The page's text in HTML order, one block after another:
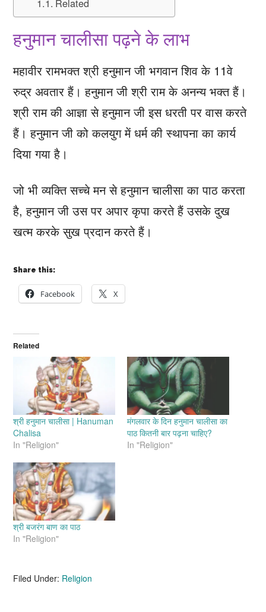
Related
हनुमान चालीसा पढ़ने के लाभ
महावीर रामभक्त श्री हनुमान जी भगवान शिव के 11वे
रुद्र अवतार हैं। हनुमान जी श्री राम के अनन्य भक्त हैं।
श्री राम की आज्ञा से हनुमान जी इस धरती पर वास करते
हैं। हनुमान जी को कलयुग में धर्म की स्थापना का कार्य
दिया गया है।
जो भी व्यक्ति सच्चे मन से हनुमान चालीसा का पाठ करता
है, हनुमान जी उस पर अपार कृपा करते हैं उसके दुख
खत्म करके सुख प्रदान करते हैं।
Share this:
Facebook X
Related
श्री हनुमान चालीसा | Hanuman
Chalisa
In "Religion"
मंगलवार के दिन हनुमान चालीसा का
पाठ कितनी बार पढ़ना चाहिए?
In "Religion"
श्री बजरंग बाण का पाठ
In "Religion"
Filed Under: Religion